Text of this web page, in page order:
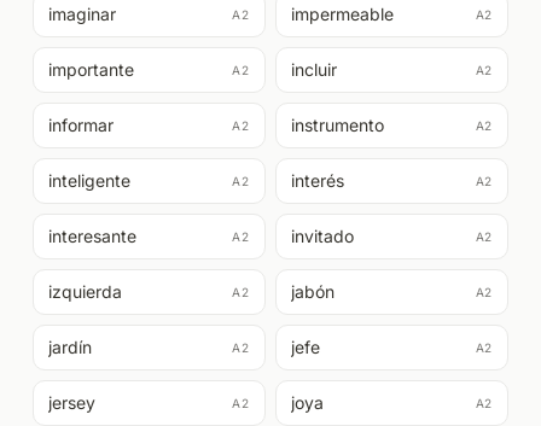
imaginar A2 impermeable A2
importante A2 incluir A2
informar A2 instrumento A2
inteligente A2 interés A2
interesante A2 invitado A2
izquierda A2 jabón A2
jardín A2 jefe A2
jersey A2 joya A2